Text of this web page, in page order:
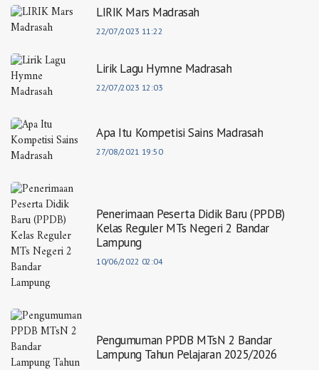
LIRIK Mars Madrasah
22/07/2023 11:22
Lirik Lagu Hymne Madrasah
22/07/2023 12:03
Apa Itu Kompetisi Sains Madrasah
27/08/2021 19:50
Penerimaan Peserta Didik Baru (PPDB)
Kelas Reguler MTs Negeri 2 Bandar
Lampung
10/06/2022 02:04
Pengumuman PPDB MTsN 2 Bandar
Lampung Tahun Pelajaran 2025/2026